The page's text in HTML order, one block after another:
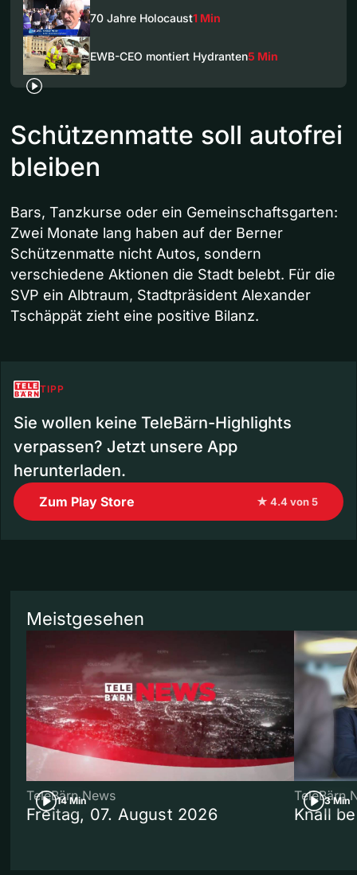
70 Jahre Holocaust1 Min
EWB-CEO montiert Hydranten5 Min
Schützenmatte soll autofrei
bleiben
Bars, Tanzkurse oder ein Gemeinschaftsgarten:
Zwei Monate lang haben auf der Berner
Schützenmatte nicht Autos, sondern
verschiedene Aktionen die Stadt belebt. Für die
SVP ein Albtraum, Stadtpräsident Alexander
Tschäppät zieht eine positive Bilanz.
TIPP
Sie wollen keine TeleBärn-Highlights
verpassen? Jetzt unsere App
herunterladen.
Zum Play Store ★ 4.4 von 5
Meistgesehen
14 Min
TeleBärn News
Freitag, 07. August 2026
3 Min
TeleBärn
Knall